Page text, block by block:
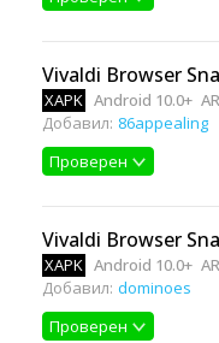
Vivaldi Browser
XAPK Android 10.0+
Добавил: 86appealing
Проверен
Vivaldi Browser
XAPK Android 10.0+
Добавил: dominoes
Проверен